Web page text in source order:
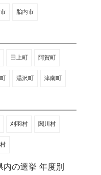
胎内市
田上町 阿賀町
湯沢町 津南町
刈羽村 関川村
内の選挙 年度別